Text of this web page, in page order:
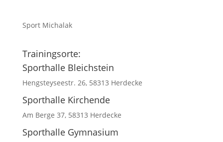
Sport Michalak
Trainingsorte:
Sporthalle Bleichstein
Hengsteyseestr. 26, 58313 Herdecke
Sporthalle Kirchende
Am Berge 37, 58313 Herdecke
Sporthalle Gymnasium